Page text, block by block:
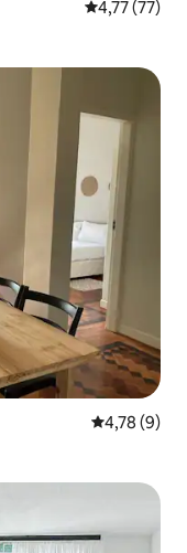
Gemiddelde
4,77 (77)
4,78 (9)